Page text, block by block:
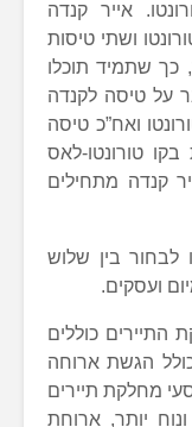
אייר קנדה
ושתי טיסות
כך שתמיד תוכלו
על טיסה לקנדה
ואח”כ טיסה
טורונטו-לאס
קנדה מתחילים
לבחור בין שלוש
ועסקים.
כוללים
כולל הגשת ארוחה
מחלקת תיירים
יותר, ארוחת